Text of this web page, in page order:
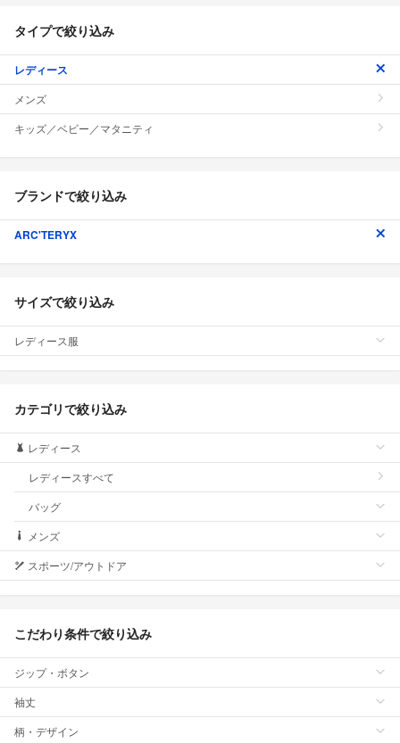
タイプで絞り込み
レディース
メンズ
キッズ／ベビー／マタニティ
ブランドで絞り込み
ARC'TERYX
サイズで絞り込み
レディース服
カテゴリで絞り込み
レディース
レディースすべて
バッグ
メンズ
スポーツ/アウトドア
こだわり条件で絞り込み
ジップ・ボタン
袖丈
柄・デザイン